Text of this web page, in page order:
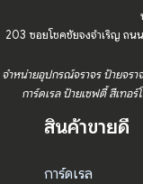
203 ซอยโชคชัยจงจำเริญ ถน
จำหน่ายอุปกรณ์จราจร ป้ายจรา
การ์ดเรล ป้ายเซฟตี้ สีเทอ
สินค้าขายดี
การ์ดเรล